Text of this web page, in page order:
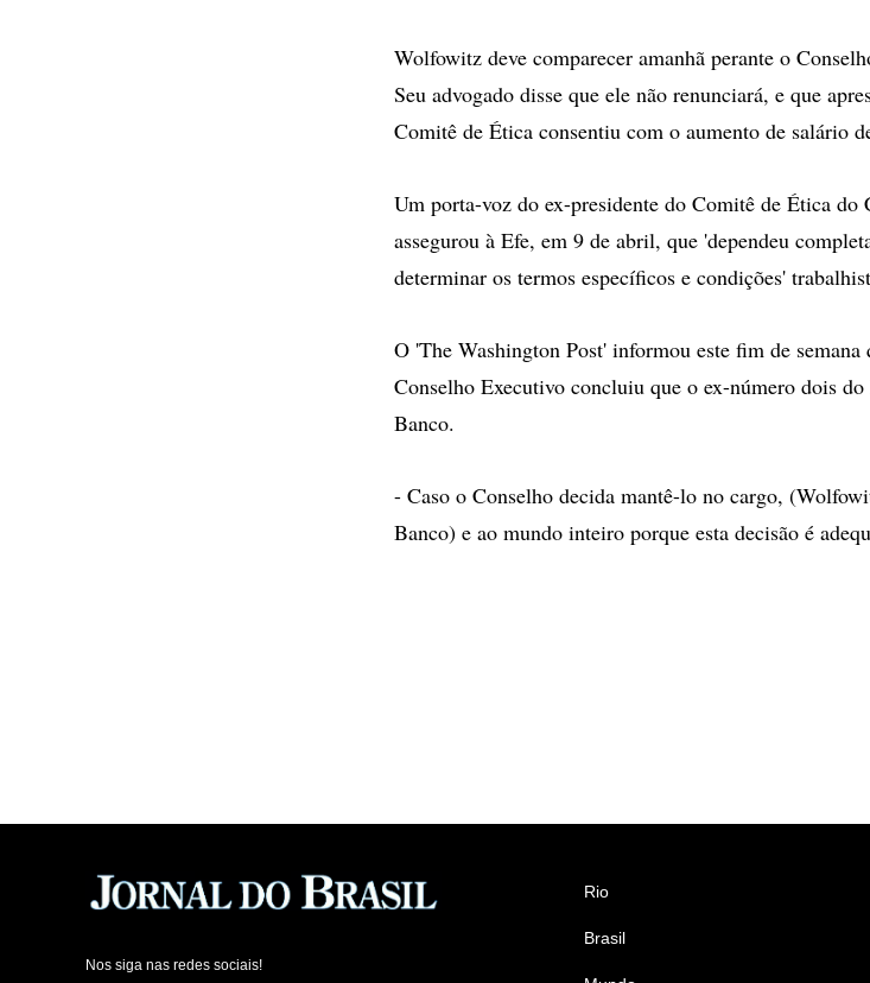
Wolfowitz deve comparecer amanhã perante o
Seu advogado disse que ele não renunciará, e que
Comitê de Ética consentiu com o aumento de salário
Um porta-voz do ex-presidente do Comitê de Ética
assegurou à Efe, em 9 de abril, que 'dependeu
determinar os termos específicos e condições'
O 'The Washington Post' informou este fim de
Conselho Executivo concluiu que o ex-número dois
Banco.
- Caso o Conselho decida mantê-lo no cargo,
Banco) e ao mundo inteiro porque esta decisão é
Nos siga nas redes sociais!
Rio
Brasil